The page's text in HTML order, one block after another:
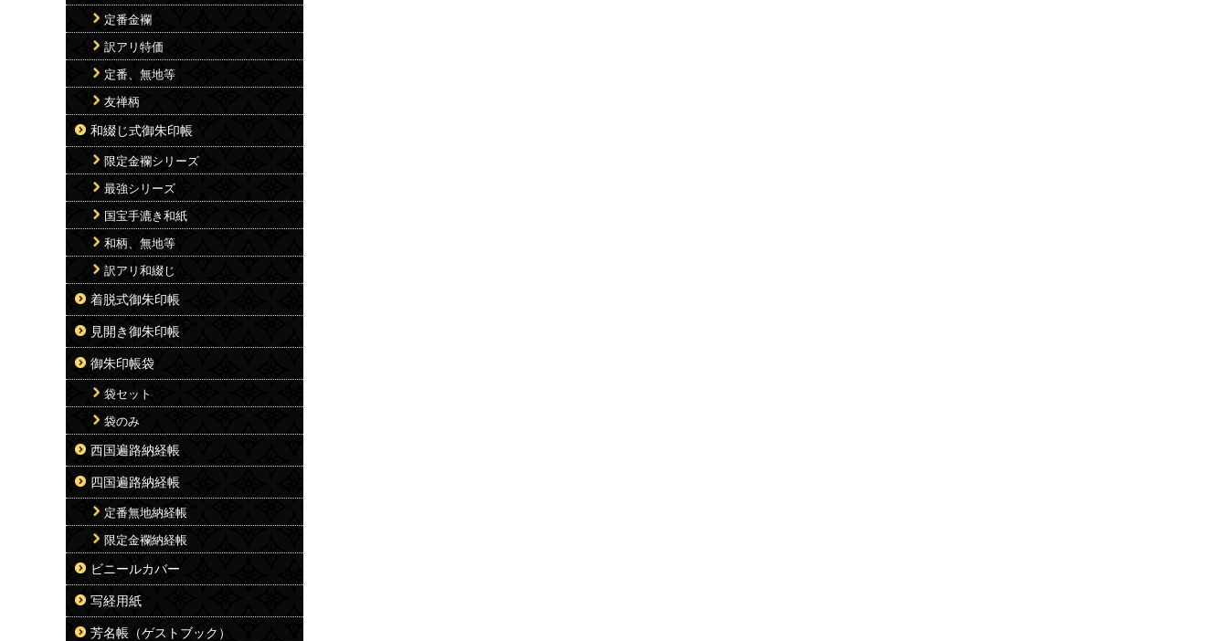
定番金襴
訳アリ特価
定番、無地等
友禅柄
和綴じ式御朱印帳
限定金襴シリーズ
最強シリーズ
国宝手漉き和紙
和柄、無地等
訳アリ和綴じ
着脱式御朱印帳
見開き御朱印帳
御朱印帳袋
袋セット
袋のみ
西国遍路納経帳
四国遍路納経帳
定番無地納経帳
限定金襴納経帳
ビニールカバー
写経用紙
芳名帳（ゲストブック）